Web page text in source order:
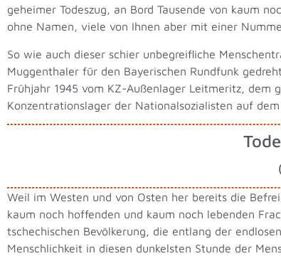
geheimer Todeszug, an Bord Tausende von kaum
ohne Namen, viele von Ihnen aber mit einer
So wie auch dieser schier unbegreifliche
Muggenthaler für den Bayerischen Rundfunk
Frühjahr 1945 vom KZ-Außenlager Leitmeritz, dem
Konzentrationslager der Nationalsozialisten auf
Weil im Westen und von Osten her bereits die
kaum noch hoffenden und kaum noch lebenden
tschechischen Bevölkerung, die entlang der
Menschlichkeit in diesen dunkelsten Stunde der